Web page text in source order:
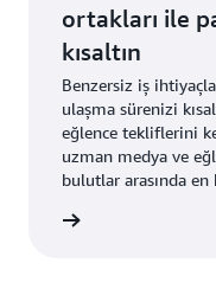
ortakları ile
kısaltın
Benzersiz iş
ulaşma sürenizi
eğlence tekliflerini
uzman medya ve
bulutlar arasında